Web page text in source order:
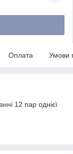
Оплата Умови
12 пар однієї